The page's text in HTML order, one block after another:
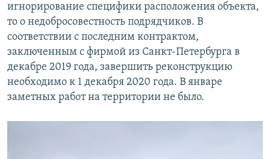
игнорирование специфики расположения объекта,
то о недобросовестность подрядчиков. В
соответствии с последним контрактом,
заключенным с фирмой из Санкт-Петербурга в
декабре 2019 года, завершить реконструкцию
необходимо к 1 декабря 2020 года. В январе
заметных работ на территории не было.